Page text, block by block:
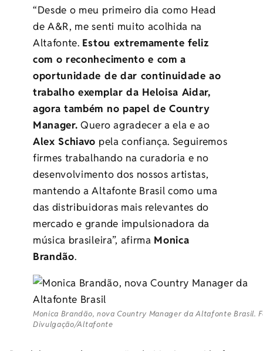
“Desde o meu primeiro dia como Head
de A&R, me senti muito acolhida na
Altafonte. Estou extremamente feliz
com o reconhecimento e com a
oportunidade de dar continuidade ao
trabalho exemplar da Heloisa Aidar,
agora também no papel de Country
Manager. Quero agradecer a ela e ao
Alex Schiavo pela confiança. Seguiremos
firmes trabalhando na curadoria e no
desenvolvimento dos nossos artistas,
mantendo a Altafonte Brasil como uma
das distribuidoras mais relevantes do
mercado e grande impulsionadora da
música brasileira”, afirma Monica
Brandão.
Monica Brandão, nova Country Manager da Altafonte Brasil.
Divulgação/Altafonte